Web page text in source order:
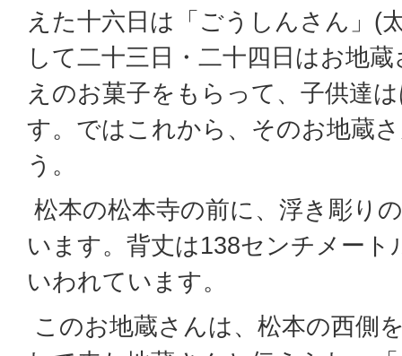
えた十六日は「ごうしんさん」(
して二十三日・二十四日はお地
えのお菓子をもらって、子供達
す。ではこれから、そのお地蔵
う。
松本の松本寺の前に、浮き彫り
います。背丈は138センチメート
いわれています。
このお地蔵さんは、松本の西側